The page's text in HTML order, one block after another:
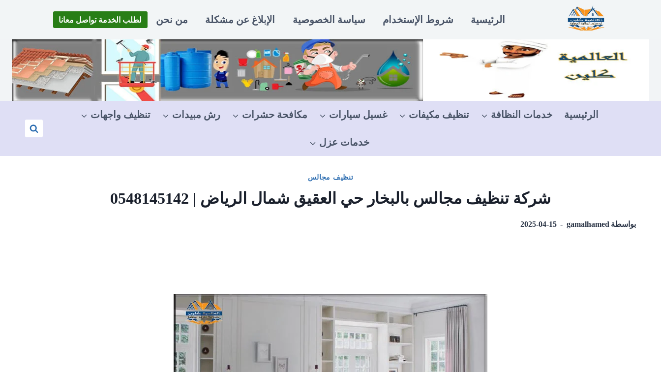
الرئيسية شروط الإستخدام سياسة الخصوصية الإبلاغ عن مشكلة من نحن لطلب الخدمة تواصل معانا
الرئيسية خدمات النظافة تنظيف مكيفات غسيل سيارات مكافحة حشرات رش مبيدات تنظيف واجهات
خدمات عزل
تنظيف مجالس
شركة تنظيف مجالس بالبخار حي العقيق شمال الرياض | 0548145142
بواسطة gamalhamed
2025-04-15